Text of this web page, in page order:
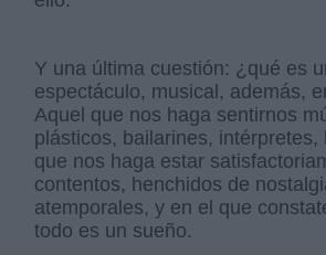
Y una última cuestión: ¿qué es
espectáculo, musical, además,
Aquel que nos haga sentirnos
plásticos, bailarines,
que nos haga estar
contentos, henchidos de
atemporales, y en el que
todo es un sueño.